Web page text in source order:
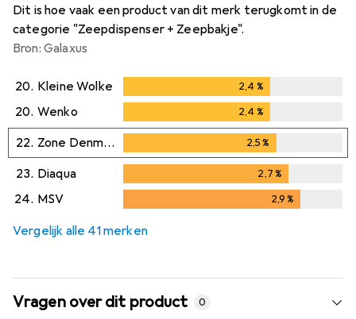
Dit is hoe vaak een product van dit merk terugkomt in de
categorie "Zeepdispenser + Zeepbakje".
Bron: Galaxus
20. Kleine Wolke 2,4 %
20. Wenko 2,4 %
22. Zone Denmark 2,5%
23. Diaqua 2,7%
24. MSV 2,9%
Vergelijk alle 41 merken
Vragen over dit product 0